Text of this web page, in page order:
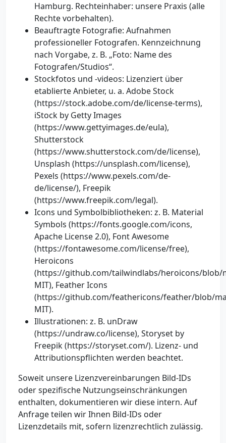
Hamburg. Rechteinhaber: unsere Praxis (alle
Rechte vorbehalten).
Beauftragte Fotografie: Aufnahmen
professioneller Fotografen. Kennzeichnung
nach Vorgabe, z. B. „Foto: Name des
Fotografen/Studios“.
Stockfotos und -videos: Lizenziert über
etablierte Anbieter, u. a. Adobe Stock
(https://stock.adobe.com/de/license-terms),
iStock by Getty Images
(https://www.gettyimages.de/eula),
Shutterstock
(https://www.shutterstock.com/de/license),
Unsplash (https://unsplash.com/license),
Pexels (https://www.pexels.com/de-
de/license/), Freepik
(https://www.freepik.com/legal).
Icons und Symbolbibliotheken: z. B. Material
Symbols (https://fonts.google.com/icons,
Apache License 2.0), Font Awesome
(https://fontawesome.com/license/free),
Heroicons
(https://github.com/tailwindlabs/heroicons/blob/
MIT), Feather Icons
(https://github.com/feathericons/feather/blob/
MIT).
Illustrationen: z. B. unDraw
(https://undraw.co/license), Storyset by
Freepik (https://storyset.com/). Lizenz- und
Attributionspflichten werden beachtet.
Soweit unsere Lizenzvereinbarungen Bild-IDs
oder spezifische Nutzungseinschränkungen
enthalten, dokumentieren wir diese intern. Auf
Anfrage teilen wir Ihnen Bild-IDs oder
Lizenzdetails mit, sofern lizenzrechtlich zulässig.